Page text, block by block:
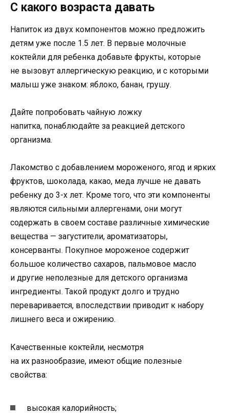
С какого возраста давать
Напиток из двух компонентов можно предложить
детям уже после 1.5 лет. В первые молочные
коктейли для ребенка добавьте фрукты, которые
не вызовут аллергическую реакцию, и с которыми
малыш уже знаком: яблоко, банан, грушу.
Дайте попробовать чайную ложку
напитка, понаблюдайте за реакцией детского
организма.
Лакомство с добавлением мороженого, ягод и ярких
фруктов, шоколада, какао, меда лучше не давать
ребенку до 3-х лет. Кроме того, что эти компоненты
являются сильными аллергенами, они могут
содержать в своем составе различные химические
вещества — загустители, ароматизаторы,
консерванты. Покупное мороженое содержит
большое количество сахаров, пальмовое масло
и другие неполезные для детского организма
ингредиенты. Такой продукт долго и трудно
переваривается, впоследствии приводит к набору
лишнего веса и ожирению.
Качественные коктейли, несмотря
на их разнообразие, имеют общие полезные
свойства:
высокая калорийность;